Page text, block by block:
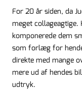
For 20 år siden, da
meget
komponerede dem
som forlæg for
direkte med mange
mere ud af hendes
udtryk.